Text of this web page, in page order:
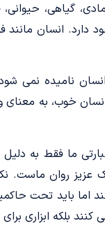
گیاهی،
دارد. انسان مانند
نامیده نمی­
ما فقط به
عزیز روان ماست.
اما باید تحت
بلکه ابزاری